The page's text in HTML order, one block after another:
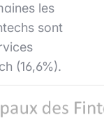
les
sont
(16,6%).